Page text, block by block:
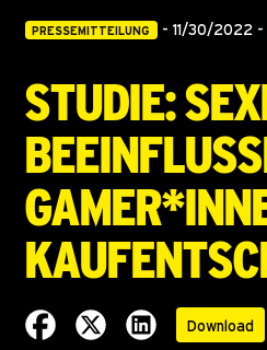
PRESSEMITTEILUNG -11/30/2022
Studie:
Download